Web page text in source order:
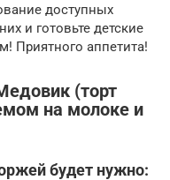
доступных
и готовьте детские
Приятного аппетита!
(торт
на молоке и
будет нужно: